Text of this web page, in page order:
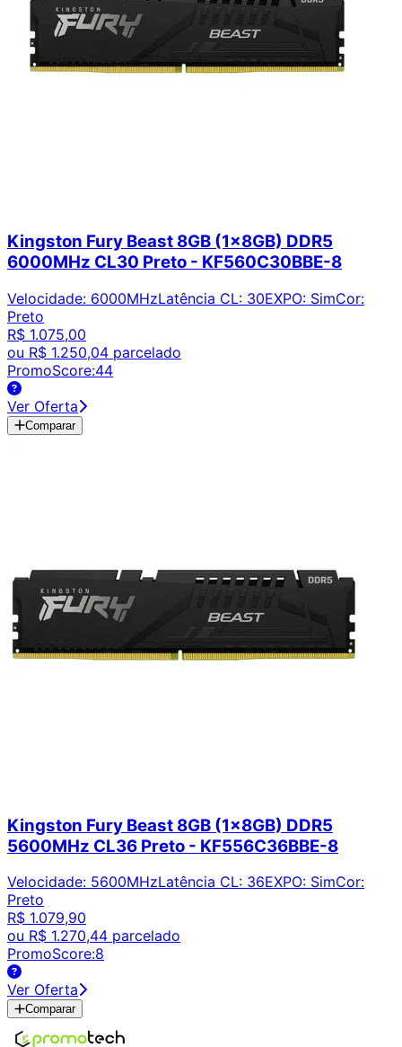
Kingston Fury Beast 8GB (1x8GB) DDR5
6000MHz CL30 Preto - KF560C30BBE-8
Velocidade: 6000MHzLatência CL: 30EXPO: SimCor:
Preto
R$ 1.075,00
ou R$ 1.250,04 parcelado
PromoScore:44
Ver Oferta
Comparar
Kingston Fury Beast 8GB (1x8GB) DDR5
5600MHz CL36 Preto - KF556C36BBE-8
Velocidade: 5600MHzLatência CL: 36EXPO: SimCor:
Preto
R$ 1.079,90
ou R$ 1.270,44 parcelado
PromoScore:8
Ver Oferta
Comparar